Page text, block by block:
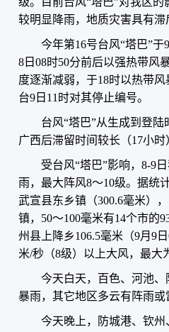
较明显降雨，地质灾害具有滞
今年第16号台风“塔巴”
8日08时50分前后以强热带风
度逐渐减弱，于18时以热带
台9日11时对其停止编号。
台风“塔巴”从生成到登
广西后滞留时间较长（17小时
受台风“塔巴”影响，8-9
雨，最大阵风8～10级。据统
武宣县东乡镇（300.6毫米）
镇，50～100毫米有14个市的
州县上降乡106.5毫米（9月9
米/秒（8级）以上大风，最大
今天白天，百色、河池
暴雨，其它地区多云有阵雨或
今天晚上，防城港、钦